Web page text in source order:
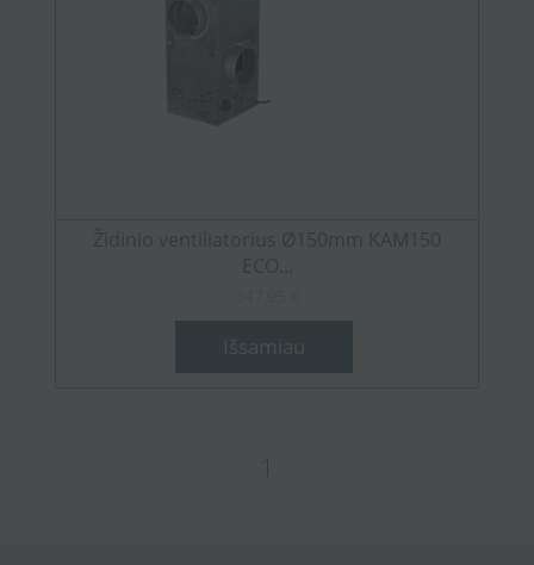
Židinio ventiliatorius Ø150mm KAM150
ECO...
Išsamiau
1